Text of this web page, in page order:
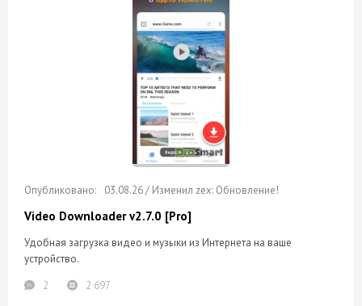
03.08.26 / Изменил zex: Обновление!
Video Downloader v2.7.0 [Pro]
Удобная загрузка видео и музыки из Интернета на ваше
устройство.
2
2 697